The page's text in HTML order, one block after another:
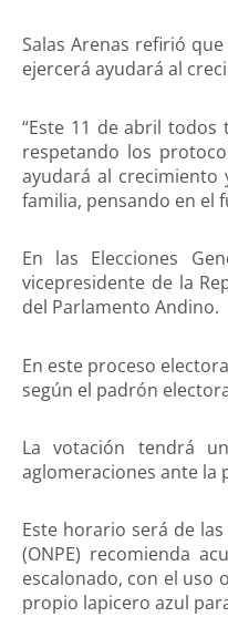
Salas Arenas refirió
ejercerá ayudará al
“Este 11 de abril
respetando los
ayudará al crecimiento
familia, pensando en el
En las Elecciones
vicepresidente de la
del Parlamento Andino.
En este proceso
según el padrón
La votación tendrá
aglomeraciones ante la
Este horario será de
(ONPE) recomienda
escalonado, con el uso
propio lapicero azul